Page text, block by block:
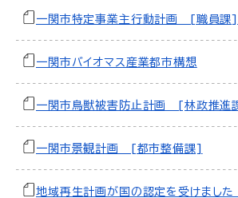
一関市特定事業主行動計画 [職員課]
一関市バイオマス産業都市構想
一関市鳥獣被害防止計画 [林政推進
一関市景観計画 [都市整備課]
地域再生計画が国の認定を受けまし